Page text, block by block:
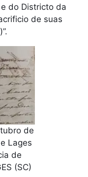
do Districto da
de suas
de
Lages
de
(SC)